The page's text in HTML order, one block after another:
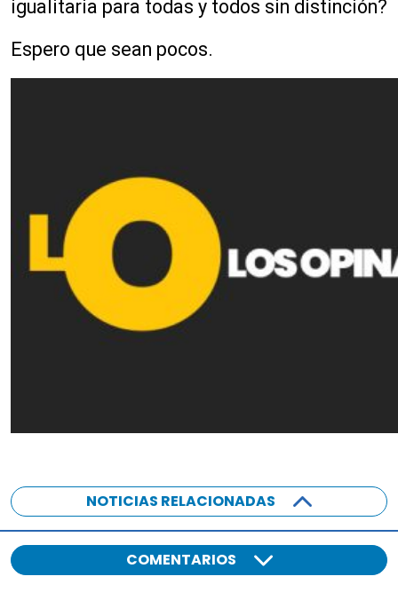
igualitaria para todas y todos sin distinción?
Espero que sean pocos.
NOTICIAS RELACIONADAS
COMENTARIOS